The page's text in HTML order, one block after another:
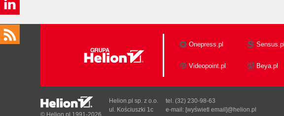
Onepress.pl Sensus.pl
Videopoint.pl Beya.pl
© Helion.pl 1991-2026
Helion.pl sp. z o.o.
ul. Kościuszki 1c
tel. (32) 230-98-63
e-mail: [wyświetl email]@helion.pl